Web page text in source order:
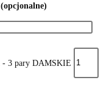
(opcjonalne)
- 3 pary DAMSKIE